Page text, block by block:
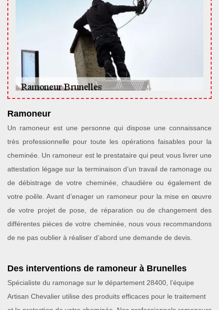
Ramoneur
Un ramoneur est une personne qui dispose une connaissance
très professionnelle pour toute les opérations faisables pour la
cheminée. Un ramoneur est le prestataire qui peut vous livrer une
attestation légage sur la terminaison d’un travail de ramonage ou
de débistrage de votre cheminée, chaudière ou également de
votre poêle. Avant d’enager un ramoneur pour la mise en œuvre
de votre projet de pose, de réparation ou de changement des
différentes pièces de votre cheminée, nous vous recommandons
de ne pas oublier à réaliser d’abord une demande de devis.
Des interventions de ramoneur à Brunelles
Spécialiste du ramonage sur le département 28400, l’équipe
Artisan Chevalier utilise des produits efficaces pour le traitement